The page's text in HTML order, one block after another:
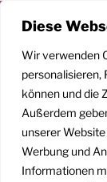
Diese
Wir verwenden
personalisieren,
können und die
Außerdem
unserer
Werbung und
Informationen
Zum
springen